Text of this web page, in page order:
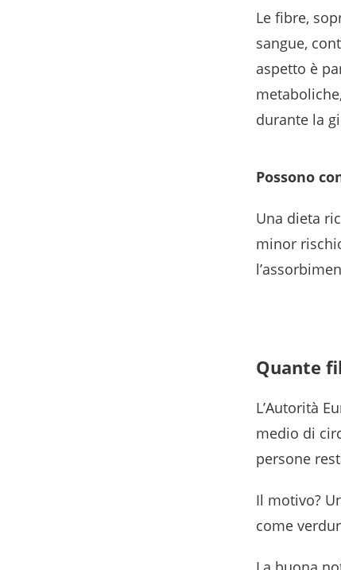
Le fibre,
sangue,
aspetto è
durante la
Possono
Una dieta
minor
Quante
L’Autorità
medio di
persone
Il motivo?
come